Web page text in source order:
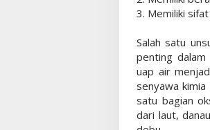
3. Memiliki
Salah satu
penting dalam
uap air
senyawa
satu bagian
dari laut,